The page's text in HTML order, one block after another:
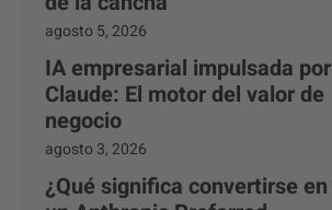
agosto 5, 2026
IA empresarial impulsada por
Claude: El motor del valor de
negocio
agosto 3, 2026
¿Qué significa convertirse en